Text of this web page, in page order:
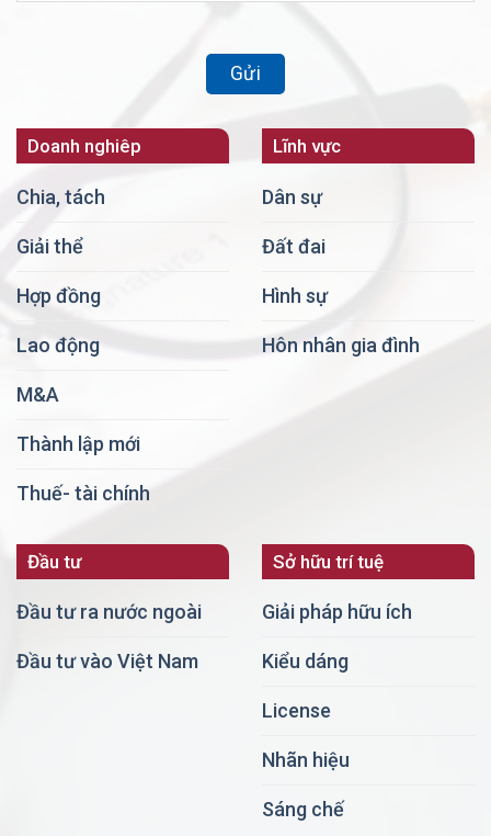
Doanh nghiêp
Chia, tách
Giải thể
Hợp đồng
Lao động
M&A
Thành lập mới
Thuế- tài chính
Lĩnh vực
Dân sự
Đất đai
Hình sự
Hôn nhân gia đình
Đầu tư
Đầu tư ra nước ngoài
Đầu tư vào Việt Nam
Sở hữu trí tuệ
Giải pháp hữu ích
Kiểu dáng
License
Nhãn hiệu
Sáng chế